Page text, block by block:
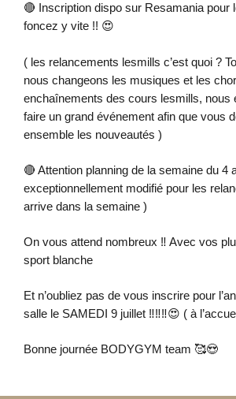
🔴 Inscription dispo sur Resamania pour
foncez y vite !! 😍
( les relancements lesmills c’est quoi ?
nous changeons les musiques et les
enchaînements des cours lesmills, nous
faire un grand événement afin que vous
ensemble les nouveautés )
🔴 Attention planning de la semaine du 4
exceptionnellement modifié pour les
arrive dans la semaine )
On vous attend nombreux ‼️ Avec vos
sport blanche
Et n’oubliez pas de vous inscrire pour
salle le SAMEDI 9 juillet ‼️‼️‼️😍 ( à
Bonne journée BODYGYM team 🥰😍